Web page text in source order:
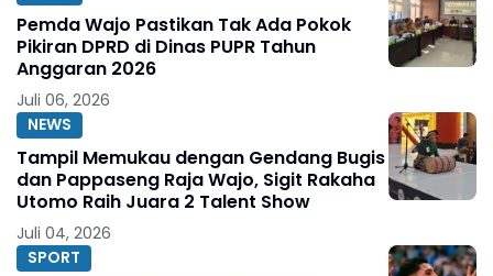
Pemda Wajo Pastikan Tak Ada Pokok
Pikiran DPRD di Dinas PUPR Tahun
Anggaran 2026
Juli 06, 2026
NEWS
Tampil Memukau dengan Gendang Bugis
dan Pappaseng Raja Wajo, Sigit Rakaha
Utomo Raih Juara 2 Talent Show
Juli 04, 2026
SPORT